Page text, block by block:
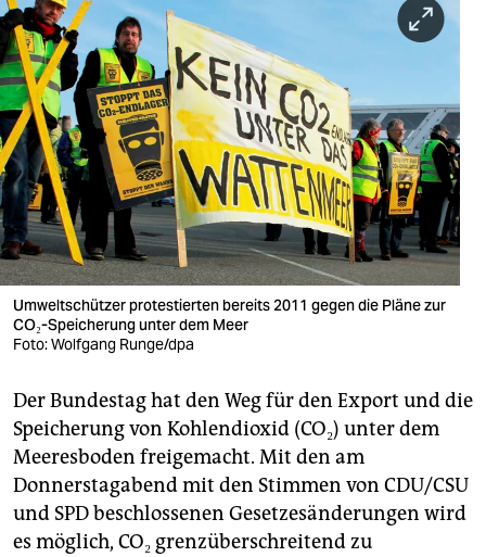
nord
wahrheit
verlag
verlag
veranstaltungen
shop
fragen & hilfe
unterstützen
genossenschaft
Umweltschützer protestierten bereits 2011 gegen die Pläne zur
CO₂-Speicherung unter dem Meer
Foto: Wolfgang Runge/dpa
Der Bundestag hat den Weg für den Export und die
Speicherung von Kohlendioxid (CO₂) unter dem
Meeresboden freigemacht. Mit den am
Donnerstagabend mit den Stimmen von CDU/CSU
und SPD beschlossenen Gesetzesänderungen wird
es möglich, CO₂ ⁠grenzüberschreitend ‍zu